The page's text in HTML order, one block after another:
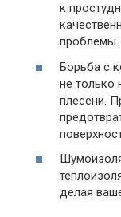
к
проблемы.
Борьба с
не только
плесени.
делая